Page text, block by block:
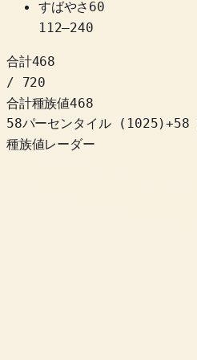
すばやさ 60
112–240
合計468
/ 720
合計種族値468
58パーセンタイル
( 1025)+58
種族値レーダー